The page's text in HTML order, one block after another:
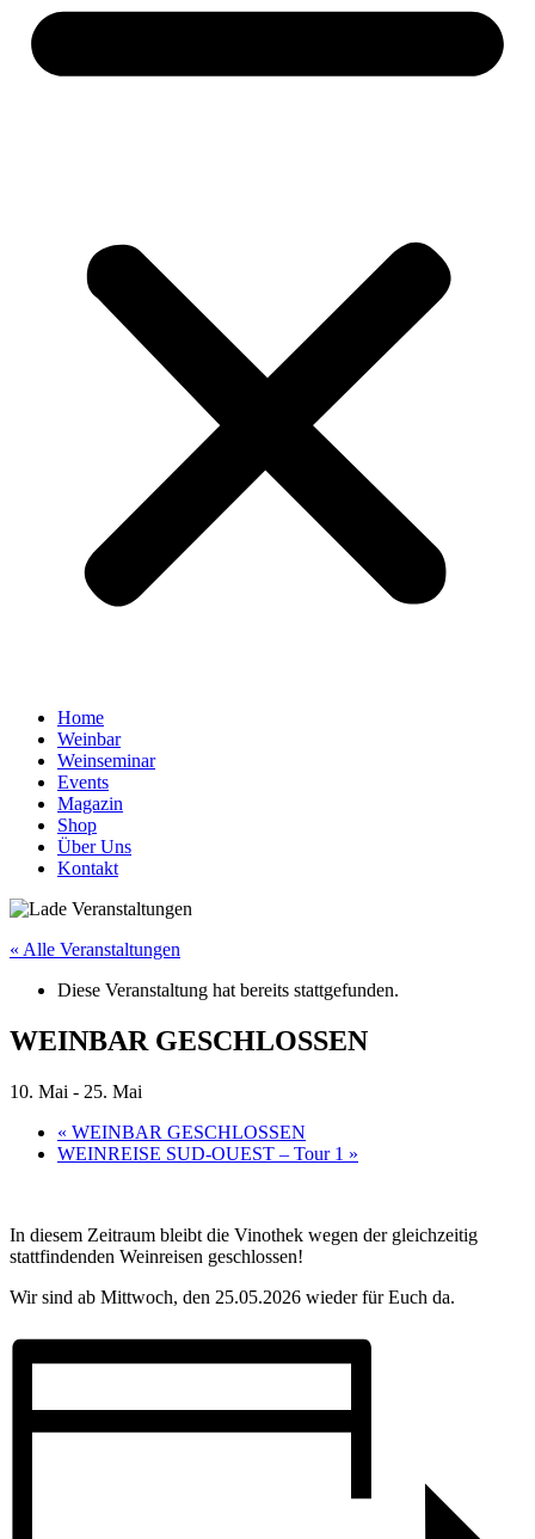
Home
Weinbar
Weinseminar
Events
Magazin
Shop
Über Uns
Kontakt
« Alle Veranstaltungen
Diese Veranstaltung hat bereits stattgefunden.
WEINBAR GESCHLOSSEN
10. Mai - 25. Mai
« WEINBAR GESCHLOSSEN
WEINREISE SUD-OUEST – Tour 1 »
In diesem Zeitraum bleibt die Vinothek wegen der gleichzeitig
stattfindenden Weinreisen geschlossen!
Wir sind ab Mittwoch, den 25.05.2026 wieder für Euch da.